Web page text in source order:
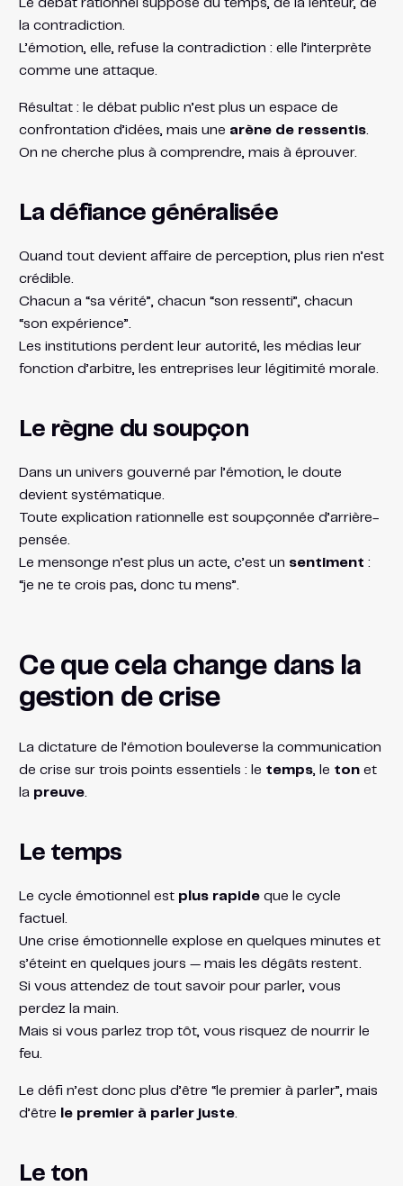
Le débat rationnel suppose du temps, de la lenteur, de
la contradiction.
L’émotion, elle, refuse la contradiction : elle l’interprète
comme une attaque.
Résultat : le débat public n’est plus un espace de
confrontation d’idées, mais une arène de ressentis.
On ne cherche plus à comprendre, mais à éprouver.
La défiance généralisée
Quand tout devient affaire de perception, plus rien n’est
crédible.
Chacun a “sa vérité”, chacun “son ressenti”, chacun
“son expérience”.
Les institutions perdent leur autorité, les médias leur
fonction d’arbitre, les entreprises leur légitimité morale.
Le règne du soupçon
Dans un univers gouverné par l’émotion, le doute
devient systématique.
Toute explication rationnelle est soupçonnée d’arrière-
pensée.
Le mensonge n’est plus un acte, c’est un sentiment :
“je ne te crois pas, donc tu mens”.
Ce que cela change dans la
gestion de crise
La dictature de l’émotion bouleverse la communication
de crise sur trois points essentiels : le temps, le tonet
la preuve.
Le temps
Le cycle émotionnel est plus rapideque le cycle
factuel.
Une crise émotionnelle explose en quelques minutes et
s’éteint en quelques jours — mais les dégâts restent.
Si vous attendez de tout savoir pour parler, vous
perdez la main.
Mais si vous parlez trop tôt, vous risquez de nourrir le
feu.
Le défi n’est donc plus d’être “le premier à parler”, mais
d’être
le premier à parler juste.
Le ton